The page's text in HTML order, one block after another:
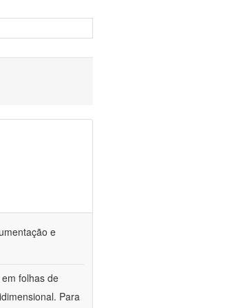
e
folhas de
Para